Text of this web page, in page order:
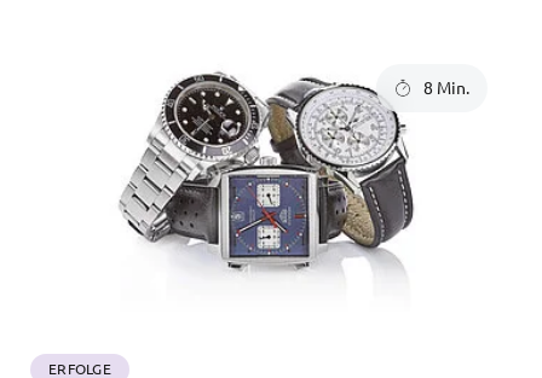
8 Min.
ERFOLGE